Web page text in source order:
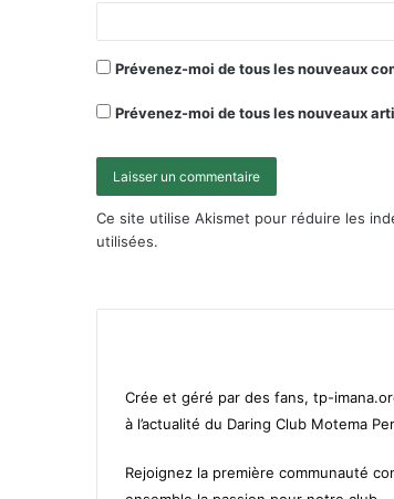
Prévenez-moi de tous les nouveaux
Prévenez-moi de tous les nouveaux
Ce site utilise Akismet pour réduire les
utilisées.
Crée et géré par des fans, tp-
à l’actualité du Daring Club Motema
Rejoignez la première communauté